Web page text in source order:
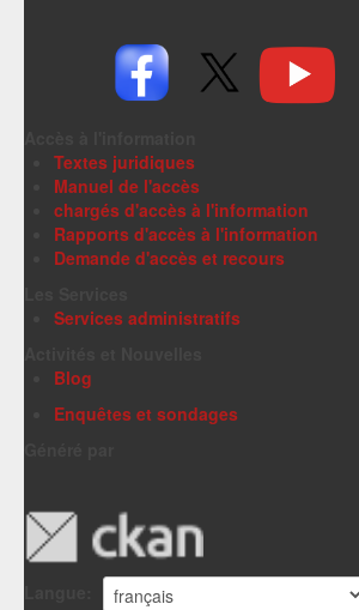
Textes juridiques
Manuel de l'accès
chargés d'accès à l'information
Rapports d'accès à l'information
Demande d'accès et recours
Services administratifs
Blog
Enquêtes et sondages